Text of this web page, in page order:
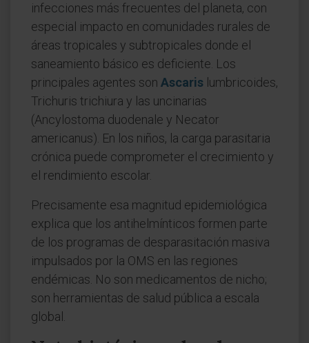
infecciones más frecuentes del planeta, con
especial impacto en comunidades rurales de
áreas tropicales y subtropicales donde el
saneamiento básico es deficiente. Los
principales agentes son Ascaris lumbricoides,
Trichuris trichiura y las uncinarias
(Ancylostoma duodenale y Necator
americanus). En los niños, la carga parasitaria
crónica puede comprometer el crecimiento y
el rendimiento escolar.
Precisamente esa magnitud epidemiológica
explica que los antihelmínticos formen parte
de los programas de desparasitación masiva
impulsados por la OMS en las regiones
endémicas. No son medicamentos de nicho;
son herramientas de salud pública a escala
global.